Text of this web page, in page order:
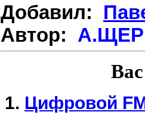
Добавил:
Автор:
Цифровой